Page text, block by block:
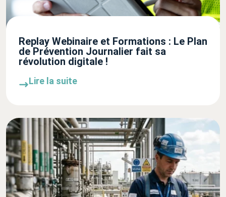
Replay Webinaire et Formations : Le Plan
de Prévention Journalier fait sa
révolution digitale !
Lire la suite